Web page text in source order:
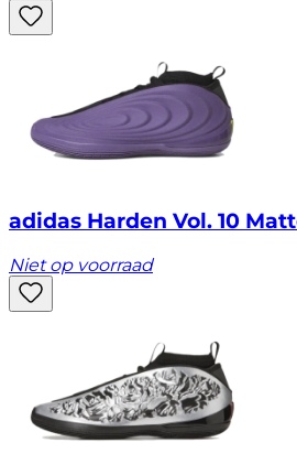
adidas Harden Vol. 10
Niet op voorraad